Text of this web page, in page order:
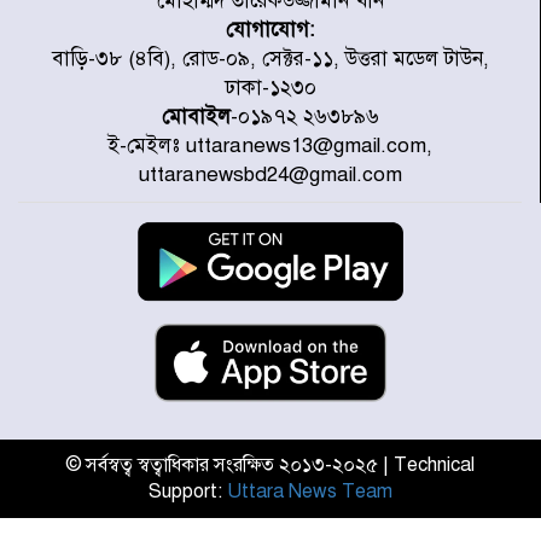
মাতারবাড়ী পৌঁছে নির্ধারিত কর্মসূচিতে
যোগ দিয়েছেন প্রধানমন্ত্রী
জাতীয় সাংবাদিক সংস্থার পিরোজপুর
জেলা কমিটি অনুমোদন
গণঅভ্যুত্থানের তথ্য বিশ্বমিডিয়ায় পৌঁছে
দিতেন আদীব, গুমের চেষ্টা ৩ বার
বাঁশখালীকে বন্যা মুক্ত করার সকল
এমপি
বিদ্যুৎ-জ্বালানি খাতে অস্থিরতা তৈরির
যোগাযোগ:
বাড়ি-৩৮ (৪বি), রোড-০৯, সেক্টর-১১, উত্তরা মডেল টাউন,
ঢাকা-১২৩০
মোবাইল-০১৯৭২ ২৬৩৮৯৬
ই-মেইলঃ uttaranews13@gmail.com,
uttaranewsbd24@gmail.com
© সর্বস্বত্ব স্বত্বাধিকার সংরক্ষিত ২০১৩-২০২৫ | Technical
Support: Uttara News Team